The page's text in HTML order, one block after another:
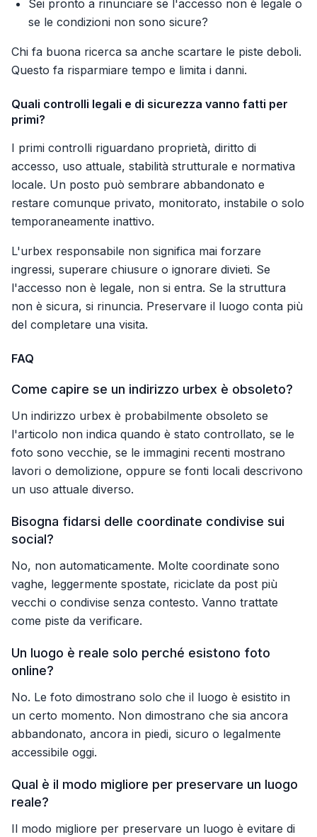
Sei pronto a rinunciare se l'accesso non è legale o
se le condizioni non sono sicure?
Chi fa buona ricerca sa anche scartare le piste deboli.
Questo fa risparmiare tempo e limita i danni.
Quali controlli legali e di sicurezza vanno fatti per
primi?
I primi controlli riguardano proprietà, diritto di
accesso, uso attuale, stabilità strutturale e normativa
locale. Un posto può sembrare abbandonato e
restare comunque privato, monitorato, instabile o solo
temporaneamente inattivo.
L'urbex responsabile non significa mai forzare
ingressi, superare chiusure o ignorare divieti. Se
l'accesso non è legale, non si entra. Se la struttura
non è sicura, si rinuncia. Preservare il luogo conta più
del completare una visita.
FAQ
Come capire se un indirizzo urbex è obsoleto?
Un indirizzo urbex è probabilmente obsoleto se
l'articolo non indica quando è stato controllato, se le
foto sono vecchie, se le immagini recenti mostrano
lavori o demolizione, oppure se fonti locali descrivono
un uso attuale diverso.
Bisogna fidarsi delle coordinate condivise sui
social?
No, non automaticamente. Molte coordinate sono
vaghe, leggermente spostate, riciclate da post più
vecchi o condivise senza contesto. Vanno trattate
come piste da verificare.
Un luogo è reale solo perché esistono foto
online?
No. Le foto dimostrano solo che il luogo è esistito in
un certo momento. Non dimostrano che sia ancora
abbandonato, ancora in piedi, sicuro o legalmente
accessibile oggi.
Qual è il modo migliore per preservare un luogo
reale?
Il modo migliore per preservare un luogo è evitare di